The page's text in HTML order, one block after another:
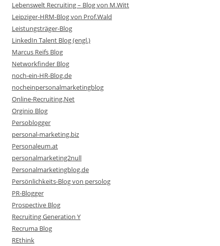
Lebenswelt Recruiting – Blog von M.Witt
Leipziger-HRM-Blog von Prof.Wald
Leistungsträger-Blog
LinkedIn Talent Blog (engl.)
Marcus Reifs Blog
Networkfinder Blog
noch-ein-HR-Blog.de
nocheinpersonalmarketingblog
Online-Recruiting.Net
Orginio Blog
Persoblogger
personal-marketing.biz
Personaleum.at
personalmarketing2null
Personalmarketingblog.de
Persönlichkeits-Blog von persolog
PR-Blogger
Prospective Blog
Recruiting Generation Y
Recruma Blog
REthink